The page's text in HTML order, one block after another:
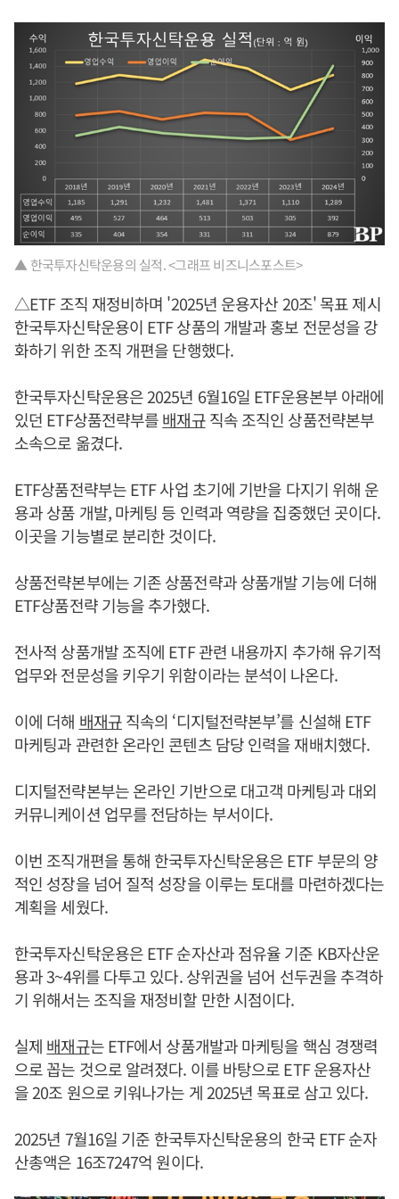
▲ 한국투자신탁운용의 실적. <그래프 비즈니스포스트>
△ETF 조직 재정비하며 '2025년 운용자산 20조' 목표 제시
한국투자신탁운용이 ETF 상품의 개발과 홍보 전문성을 강
화하기 위한 조직 개편을 단행했다.
한국투자신탁운용은 2025년 6월16일 ETF운용본부 아래에
있던 ETF상품전략부를배재규직속 조직인 상품전략본부
소속으로 옮겼다.
ETF상품전략부는 ETF 사업 초기에 기반을 다지기 위해 운
용과 상품 개발, 마케팅 등 인력과 역량을 집중했던 곳이다.
이곳을 기능별로 분리한 것이다.
상품전략본부에는 기존 상품전략과 상품개발 기능에 더해
ETF상품전략 기능을 추가했다.
전사적 상품개발 조직에 ETF 관련 내용까지 추가해 유기적
업무와 전문성을 키우기 위함이라는 분석이 나온다.
이에 더해 배재규직속의 ‘디지털전략본부’를 신설해 ETF
마케팅과 관련한 온라인 콘텐츠 담당 인력을 재배치했다.
디지털전략본부는 온라인 기반으로 대고객 마케팅과 대외
커뮤니케이션 업무를 전담하는 부서이다.
이번 조직개편을 통해 한국투자신탁운용은 ETF 부문의 양
적인 성장을 넘어 질적 성장을 이루는 토대를 마련하겠다는
계획을 세웠다.
한국투자신탁운용은 ETF 순자산과 점유율 기준 KB자산운
용과 3~4위를 다투고 있다. 상위권을 넘어 선두권을 추격하
기 위해서는 조직을 재정비할 만한 시점이다.
실제 배재규는 ETF에서 상품개발과 마케팅을 핵심 경쟁력
으로 꼽는 것으로 알려졌다. 이를 바탕으로 ETF 운용자산
을 20조 원으로 키워나가는 게 2025년 목표로 삼고 있다.
2025년 7월16일 기준 한국투자신탁운용의 한국 ETF 순자
산총액은 16조7247억 원이다.